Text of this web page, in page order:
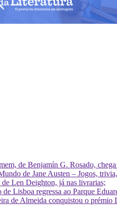
de Benjamín G. Rosado,
de Jane Austen – Jogos,
de Len Deighton, já nas livrarias;
Lisboa regressa ao Parque
de Almeida conquistou o